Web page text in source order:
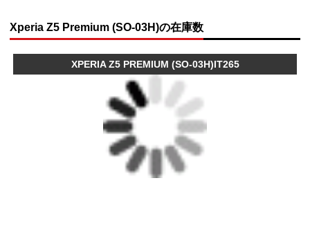
Xperia Z5 Premium (SO-03H)の在庫数
XPERIA Z5 PREMIUM (SO-03H)IT265